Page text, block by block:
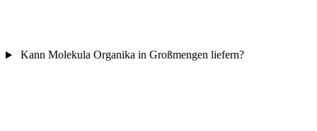
Kann Molekula Organika in Großmengen liefern?